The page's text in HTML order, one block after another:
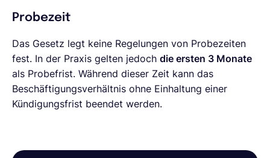
Probezeit
Das Gesetz legt keine Regelungen von Probezeiten
fest. In der Praxis gelten jedoch die ersten 3 Monate
als Probefrist. Während dieser Zeit kann das
Beschäftigungsverhältnis ohne Einhaltung einer
Kündigungsfrist beendet werden.